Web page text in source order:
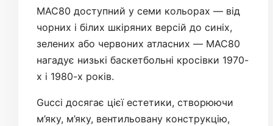
MAC80 доступний у семи кольорах — від
чорних і білих шкіряних версій до синіх,
зелених або червоних атласних — MAC80
нагадує низькі баскетбольні кросівки 1970-
х і 1980-х років.
Gucci досягає цієї естетики, створюючи
м’яку, м’яку, вентильовану конструкцію,